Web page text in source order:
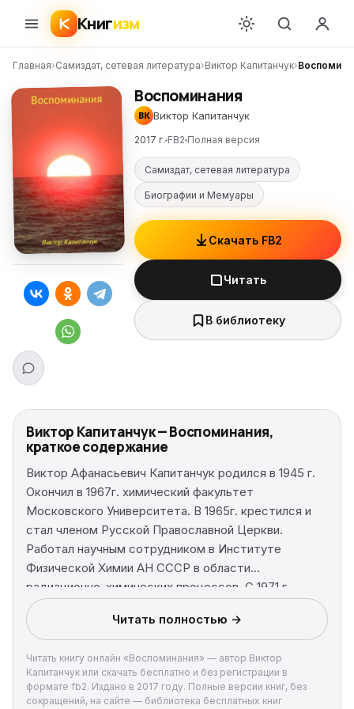
Книгизм
Главная›Самиздат, сетевая литература›Виктор Капитанчук›
Воспоминания
ВК Виктор Капитанчук
2017 г. FB2 Полная версия
Самиздат, сетевая литература
Биографии и Мемуары
Скачать FB2
Читать
В библиотеку
Виктор Капитанчук — Воспоминания,
краткое содержание
Виктор Афанасьевич Капитанчук родился в 1945 г.
Окончил в 1967г. химический факультет
Московского Университета. В 1965г. крестился и
стал членом Русской Православной Церкви.
Работал научным сотрудником в Институте
Физической Химии АН СССР в области
радиационно-химических процессов. C 1971 г.
перешёл на работу во Всероссийский Научно-
Реставрационный Центр, где занимался вопросами
технологии и методики реставрации произведений
искусства. С 1991г. работает в иконной мастерской
храма Всех Святых, что в Красном Селе (Москва).
Вопросами религиозной философии начал
Читать полностью →
Читать книгу онлайн «Воспоминания» — автор Виктор
Капитанчук или скачать бесплатно и без регистрации в
формате fb2. Издано в 2017 году. Полные версии книг, без
сокращений, на сайте — библиотека бесплатных книг